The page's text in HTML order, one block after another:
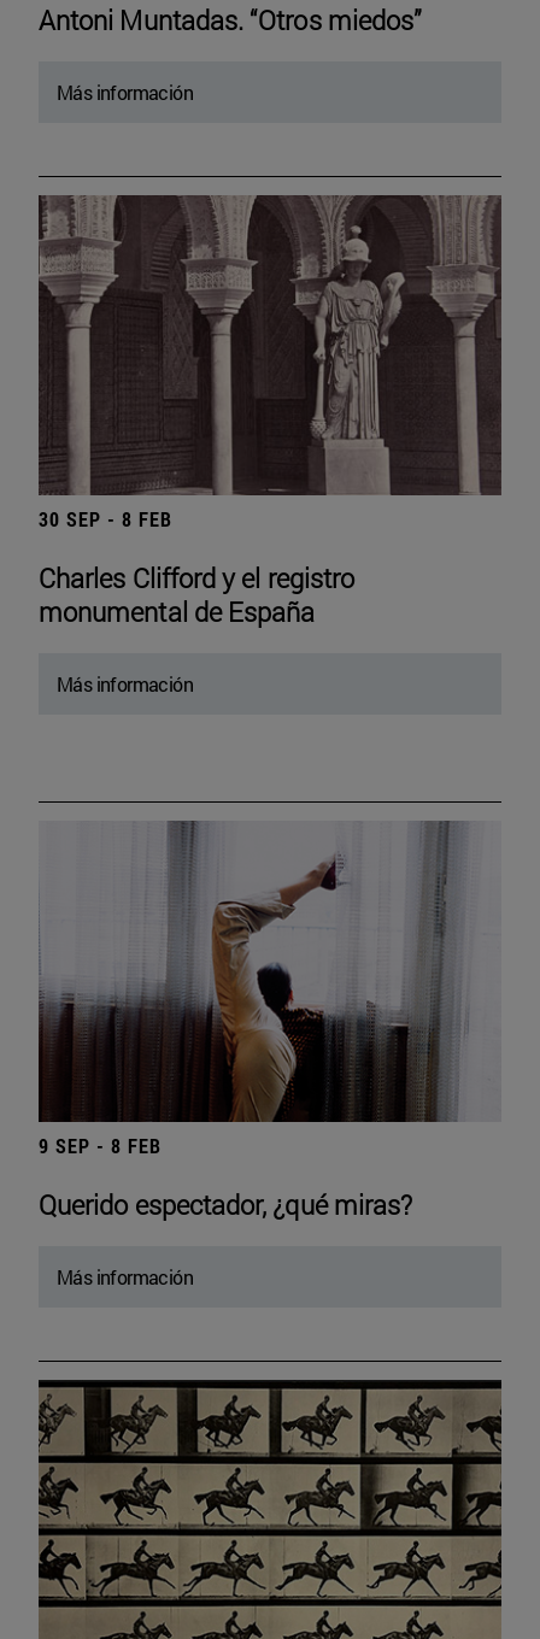
Antoni Muntadas. “Otros miedos”
Más información
30 SEP - 8 FEB
Charles Clifford y el registro
monumental de España
Más información
9 SEP - 8 FEB
Querido espectador, ¿qué miras?
Más información